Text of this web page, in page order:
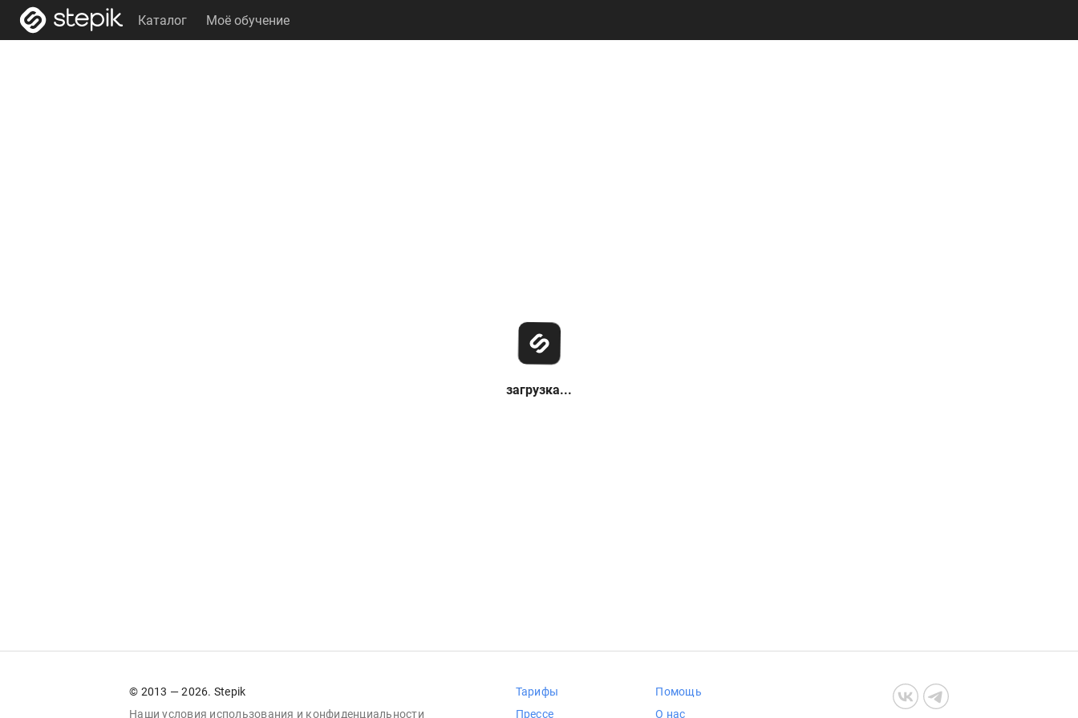
Каталог Моё обучение
загрузка...
© 2013 — 2026. Stepik
Наши условия использования и конфиденциальности
Тарифы
Прессе
Помощь
О нас